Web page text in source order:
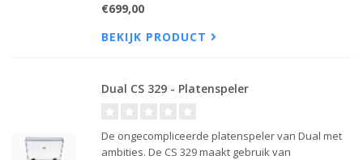
zonder gedoe wil genieten van zijn platen.
€699,00
BEKIJK PRODUCT
Dual CS 329 - Platenspeler
De ongecompliceerde platenspeler van Dual met
ambities. De CS 329 maakt gebruik van